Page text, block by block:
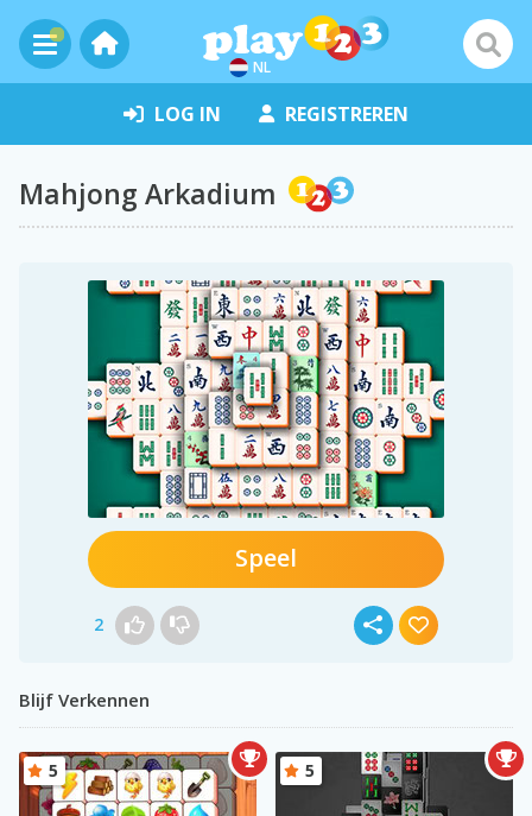
NL
LOG IN REGISTREREN
Mahjong Arkadium
Speel
2
Blijf Verkennen
5 5